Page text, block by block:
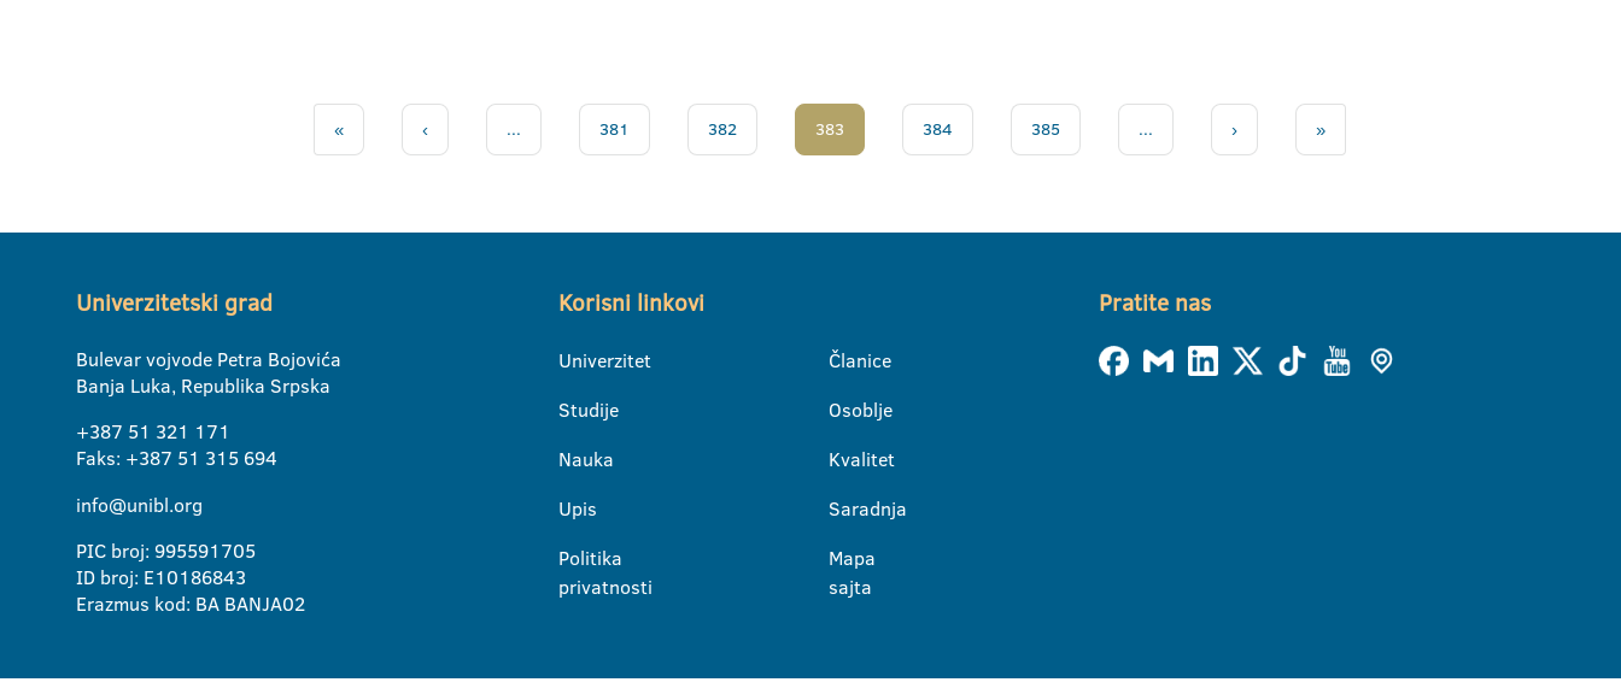
« ‹ ... 381 382 383 384 385 ... › »
Univerzitetski grad
Bulevar vojvode Petra Bojovića
Banja Luka, Republika Srpska
+387 51 321 171
Faks: +387 51 315 694
info@unibl.org
PIC broj: 995591705
ID broj: E10186843
Erazmus kod: BA BANJA02
Korisni linkovi
Univerzitet
Studije
Nauka
Upis
Politika
privatnosti
Članice
Osoblje
Kvalitet
Saradnja
Mapa
sajta
Pratite nas